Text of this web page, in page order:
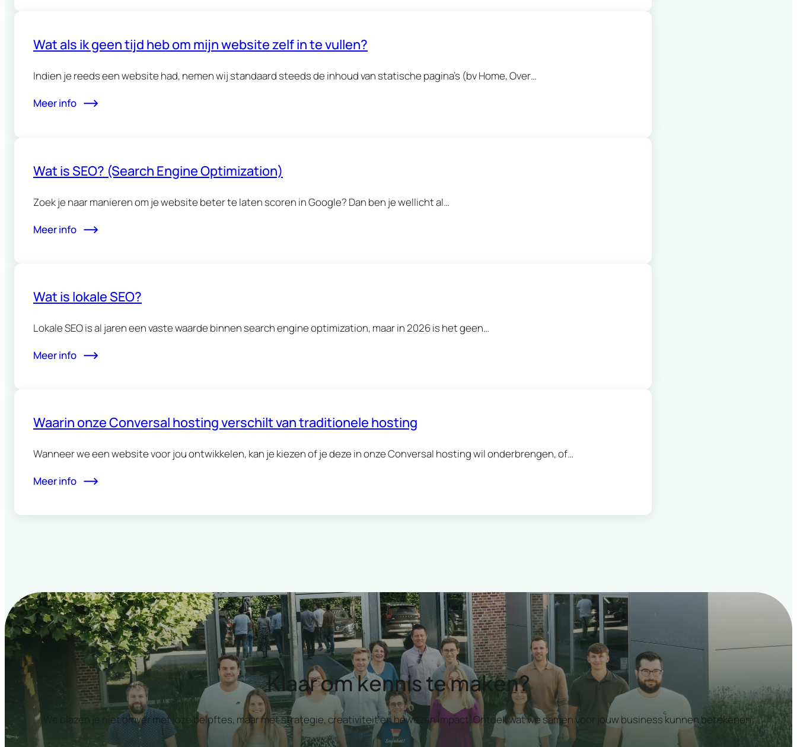
Wat als ik geen tijd heb om mijn website zelf in te vullen?
Indien je reeds een website had, nemen wij standaard steeds de inhoud van statische pagina’s (bv Home, Over…
Meer info
Wat is SEO? (Search Engine Optimization)
Zoek je naar manieren om je website beter te laten scoren in Google? Dan ben je wellicht al…
Meer info
Wat is lokale SEO?
Lokale SEO is al jaren een vaste waarde binnen search engine optimization, maar in 2026 is het geen…
Meer info
Waarin onze Conversal hosting verschilt van traditionele hosting
Wanneer we een website voor jou ontwikkelen, kan je kiezen of je deze in onze Conversal hosting wil onderbrengen, of…
Meer info
Klaar om kennis te maken?
We blazen je niet omver met loze beloftes, maar met strategie, creativiteit en bewezen impact. Ontdek wat we samen voor jouw business kunnen betekenen.